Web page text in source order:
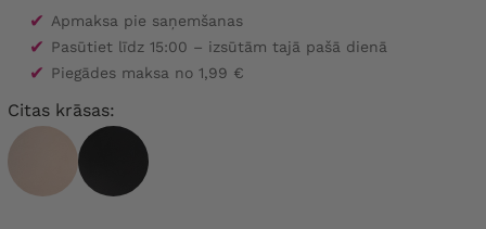
✔ Apmaksa pie saņemšanas
✔ Pasūtiet līdz 15:00 – izsūtām tajā pašā dienā
✔ Piegādes maksa no 1,99 €
Citas krāsas: